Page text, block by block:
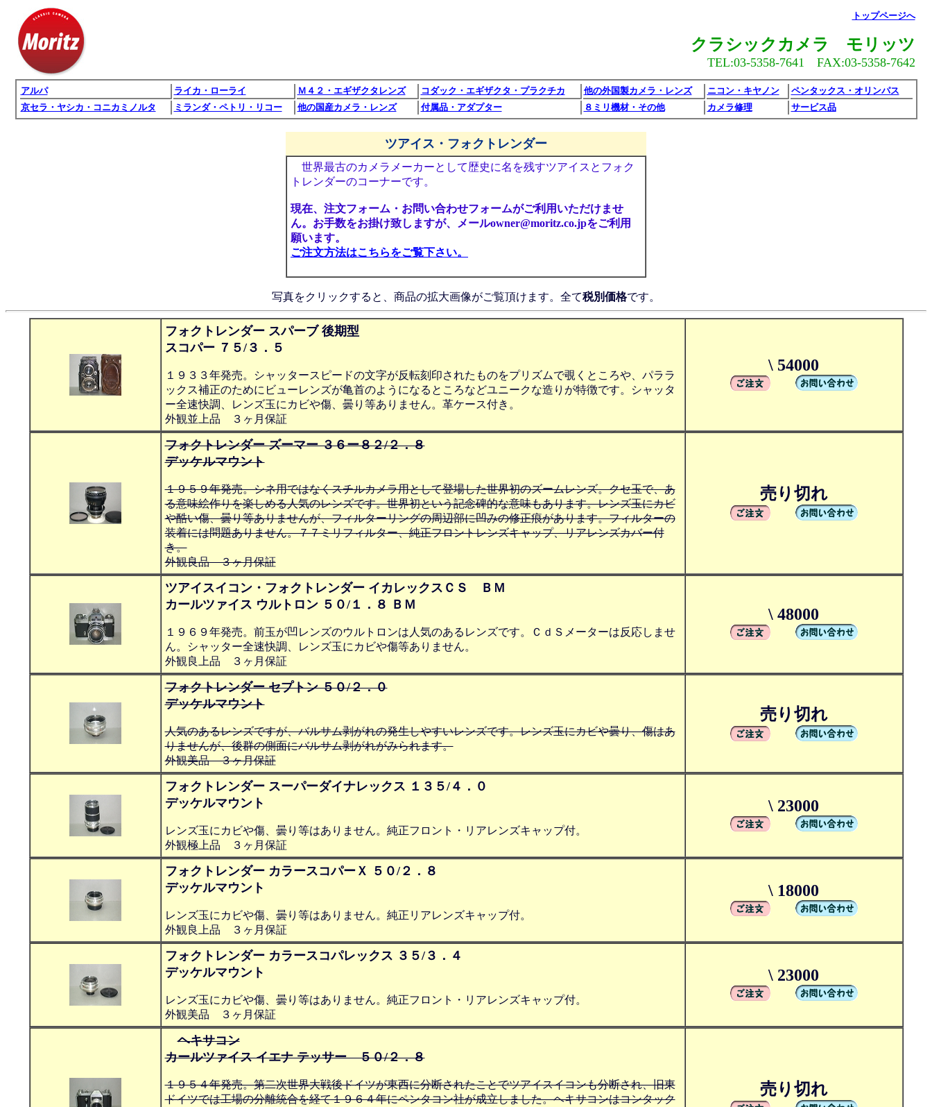
トップページへ
クラシックカメラ モリッツ
TEL:03-5358-7641 FAX:03-5358-7642
アルパ ライカ・ローライ Ｍ４２・エギザクタレンズ コダック・エギザクタ・プラクチカ 他の外国製カメラ・レンズ ニコン・キヤノン
ペンタックス・オリンパス
京セラ・ヤシカ・コニカミノルタ
ミランダ・ペトリ・リコー 他の国産カメラ・レンズ 付属品・アダプター ８ミリ機材・その他 カメラ修理 サービス品
ツアイス・フォクトレンダー
世界最古のカメラメーカーとして歴史に名を残すツアイスとフォク
トレンダーのコーナーです。
現在、注文フォーム・お問い合わせフォームがご利用いただけませ
ん。お手数をお掛け致しますが、メールowner@moritz.co.jpをご利用
願います。
ご注文方法はこちらをご覧下さい。
写真をクリックすると、商品の拡大画像がご覧頂けます。全て税別価格です。
フォクトレンダー スパーブ 後期型
スコパー ７５/３．５
１９３３年発売。シャッタースピードの文字が反転刻印されたものをプリズムで覗くところや、パララ
ックス補正のためにビューレンズが亀首のようになるところなどユニークな造りが特徴です。シャッタ
ー全速快調、レンズ玉にカビや傷、曇り等ありません。革ケース付き。
外観並上品 ３ヶ月保証
\ 54000
フォクトレンダー ズーマー ３６ー８２/２．８
デッケルマウント
１９５９年発売。シネ用ではなくスチルカメラ用として登場した世界初のズームレンズ。クセ玉で、あ
る意味絵作りを楽しめる人気のレンズです。世界初という記念碑的な意味もあります。レンズ玉にカビ
や酷い傷、曇り等ありませんが、フィルターリングの周辺部に凹みの修正痕があります。フィルターの
装着には問題ありません。７７ミリフィルター、純正フロントレンズキャップ、リアレンズカバー付
き。
外観良品 ３ヶ月保証
売り切れ
ツアイスイコン・フォクトレンダー イカレックスＣＳ ＢＭ
カールツァイス ウルトロン ５０/１．８ ＢＭ
１９６９年発売。前玉が凹レンズのウルトロンは人気のあるレンズです。ＣｄＳメーターは反応しませ
ん。シャッター全速快調、レンズ玉にカビや傷等ありません。
外観良上品 ３ヶ月保証
\ 48000
フォクトレンダー セプトン ５０/２．０
デッケルマウント
人気のあるレンズですが、バルサム剥がれの発生しやすいレンズです。レンズ玉にカビや曇り、傷はあ
りませんが、後群の側面にバルサム剥がれがみられます。
外観美品 ３ヶ月保証
売り切れ
フォクトレンダー スーパーダイナレックス １３５/４．０
デッケルマウント
レンズ玉にカビや傷、曇り等はありません。純正フロント・リアレンズキャップ付。
外観極上品 ３ヶ月保証
\ 23000
フォクトレンダー カラースコパーＸ ５０/２．８
デッケルマウント
レンズ玉にカビや傷、曇り等はありません。純正リアレンズキャップ付。
外観良上品 ３ヶ月保証
\ 18000
フォクトレンダー カラースコパレックス ３５/３．４
デッケルマウント
レンズ玉にカビや傷、曇り等はありません。純正フロント・リアレンズキャップ付。
外観美品 ３ヶ月保証
\ 23000
ヘキサコン
カールツァイス イエナ テッサー ５０/２．８
１９５４年発売。第二次世界大戦後ドイツが東西に分断されたことでツアイスイコンも分断され、旧東
ドイツでは工場の分離統合を経て１９６４年にペンタコン社が成立しました。ヘキサコンはコンタック
売り切れ